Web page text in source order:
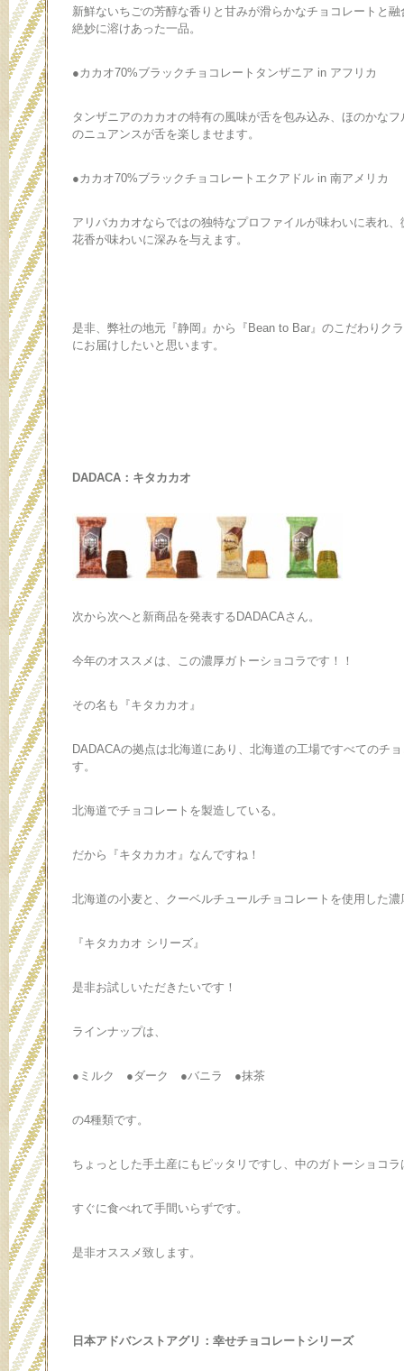
新鮮ないちごの芳醇な香りと甘みが滑らかなチョコレートと融
絶妙に溶けあった一品。
●カカオ70%ブラックチョコレートタンザニア in アフリカ
タンザニアのカカオの特有の風味が舌を包み込み、ほのかなフ
のニュアンスが舌を楽しませます。
●カカオ70%ブラックチョコレートエクアドル in 南アメリカ
アリバカカオならではの独特なプロファイルが味わいに表れ、
花香が味わいに深みを与えます。
是非、弊社の地元『静岡』から『Bean to Bar』のこだわりク
にお届けしたいと思います。
DADACA：キタカカオ
次から次へと新商品を発表するDADACAさん。
今年のオススメは、この濃厚ガトーショコラです！！
その名も『キタカカオ』
DADACAの拠点は北海道にあり、北海道の工場ですべてのチ
す。
北海道でチョコレートを製造している。
だから『キタカカオ』なんですね！
北海道の小麦と、クーベルチュールチョコレートを使用した
『キタカカオ シリーズ』
是非お試しいただきたいです！
ラインナップは、
●ミルク ●ダーク ●バニラ ●抹茶
の4種類です。
ちょっとした手土産にもピッタリですし、中のガトーショコ
すぐに食べれて手間いらずです。
是非オススメ致します。
日本アドバンストアグリ：幸せチョコレートシリーズ